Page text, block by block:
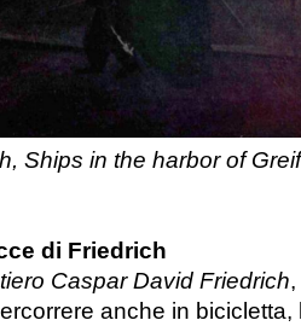
Ships in the harbor of
di Friedrich
Caspar David Friedrich
anche in bicicletta,